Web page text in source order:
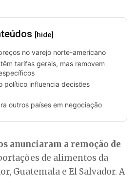
[hide]
no varejo norte-americano
tarifas gerais, mas removem
político influencia decisões
outros países em negociação
anunciaram a remoção de
de alimentos da
Guatemala e El Salvador. A